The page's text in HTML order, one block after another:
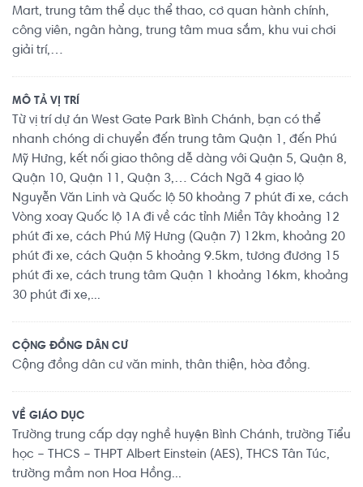
Mart, trung tâm thể dục thể thao, cơ quan hành chính,
công viên, ngân hàng, trung tâm mua sắm, khu vui chơi
giải trí,…
MÔ TẢ VỊ TRÍ
Từ vị trí dự án West Gate Park Bình Chánh, bạn có thể
nhanh chóng di chuyển đến trung tâm Quận 1, đến Phú
Mỹ Hưng, kết nối giao thông dễ dàng với Quận 5, Quận 8,
Quận 10, Quận 11, Quận 3,… Cách Ngã 4 giao lộ
Nguyễn Văn Linh và Quốc lộ 50 khoảng 7 phút đi xe, cách
Vòng xoay Quốc lộ 1A đi về các tỉnh Miền Tây khoảng 12
phút đi xe, cách Phú Mỹ Hưng (Quận 7) 12km, khoảng 20
phút đi xe, cách Quận 5 khoảng 9.5km, tương đương 15
phút đi xe, cách trung tâm Quận 1 khoảng 16km, khoảng
30 phút đi xe,...
CỘNG ĐỒNG DÂN CƯ
Cộng đồng dân cư văn minh, thân thiện, hòa đồng.
VỀ GIÁO DỤC
Trường trung cấp dạy nghề huyện Bình Chánh, trường Tiểu
học – THCS – THPT Albert Einstein (AES), THCS Tân Túc,
trường mầm non Hoa Hồng...